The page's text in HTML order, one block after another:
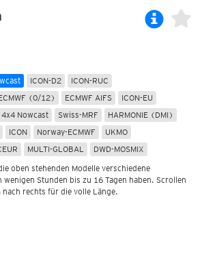
ICON-D2
ICON-RUC
(0/12) ECMWF AIFS
ICON-EU
4x4 Nowcast Swiss-MRF
HARMONIE (DMI)
ICON Norway-ECMWF
UKMO
MULTI-GLOBAL DWD-MOSMIX
oben stehenden Modelle verschiedene
Stunden bis zu 16 Tagen haben. Scrollen
nach rechts für die volle Länge.